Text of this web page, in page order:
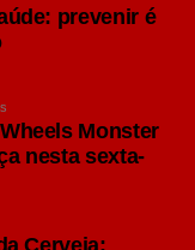
florais e
quando
intensos
opção para
de sabor
e carnes
prevenir é
Monster
nesta sexta-
Cerveja: